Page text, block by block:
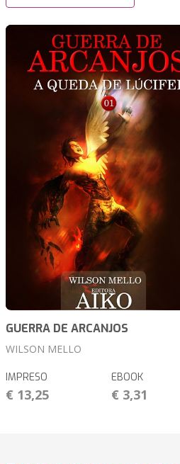
GUERRA DE ARCANJOS
WILSON MELLO
IMPRESO
€ 13,25
EBOOK
€ 3,31